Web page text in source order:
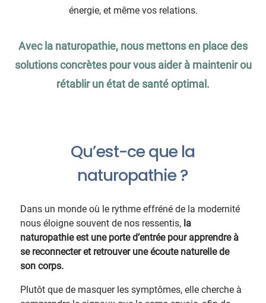
énergie, et même vos relations.
Avec la naturopathie, nous mettons en place des
solutions concrètes pour vous aider à maintenir ou
rétablir un état de santé optimal.
Qu’est-ce que la
naturopathie ?
Dans un monde où le rythme effréné de la modernité
nous éloigne souvent de nos ressentis,la
naturopathie est une porte d’entrée pour apprendre à
se reconnecter et retrouver une écoute naturelle de
son corps.
Plutôt que de masquer les symptômes, elle cherche à